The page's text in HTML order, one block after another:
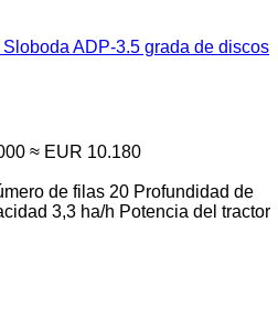
Sloboda ADP-3.5 grada de discos
≈ EUR 10.180
de filas 20 Profundidad de
3,3 ha/h Potencia del tractor